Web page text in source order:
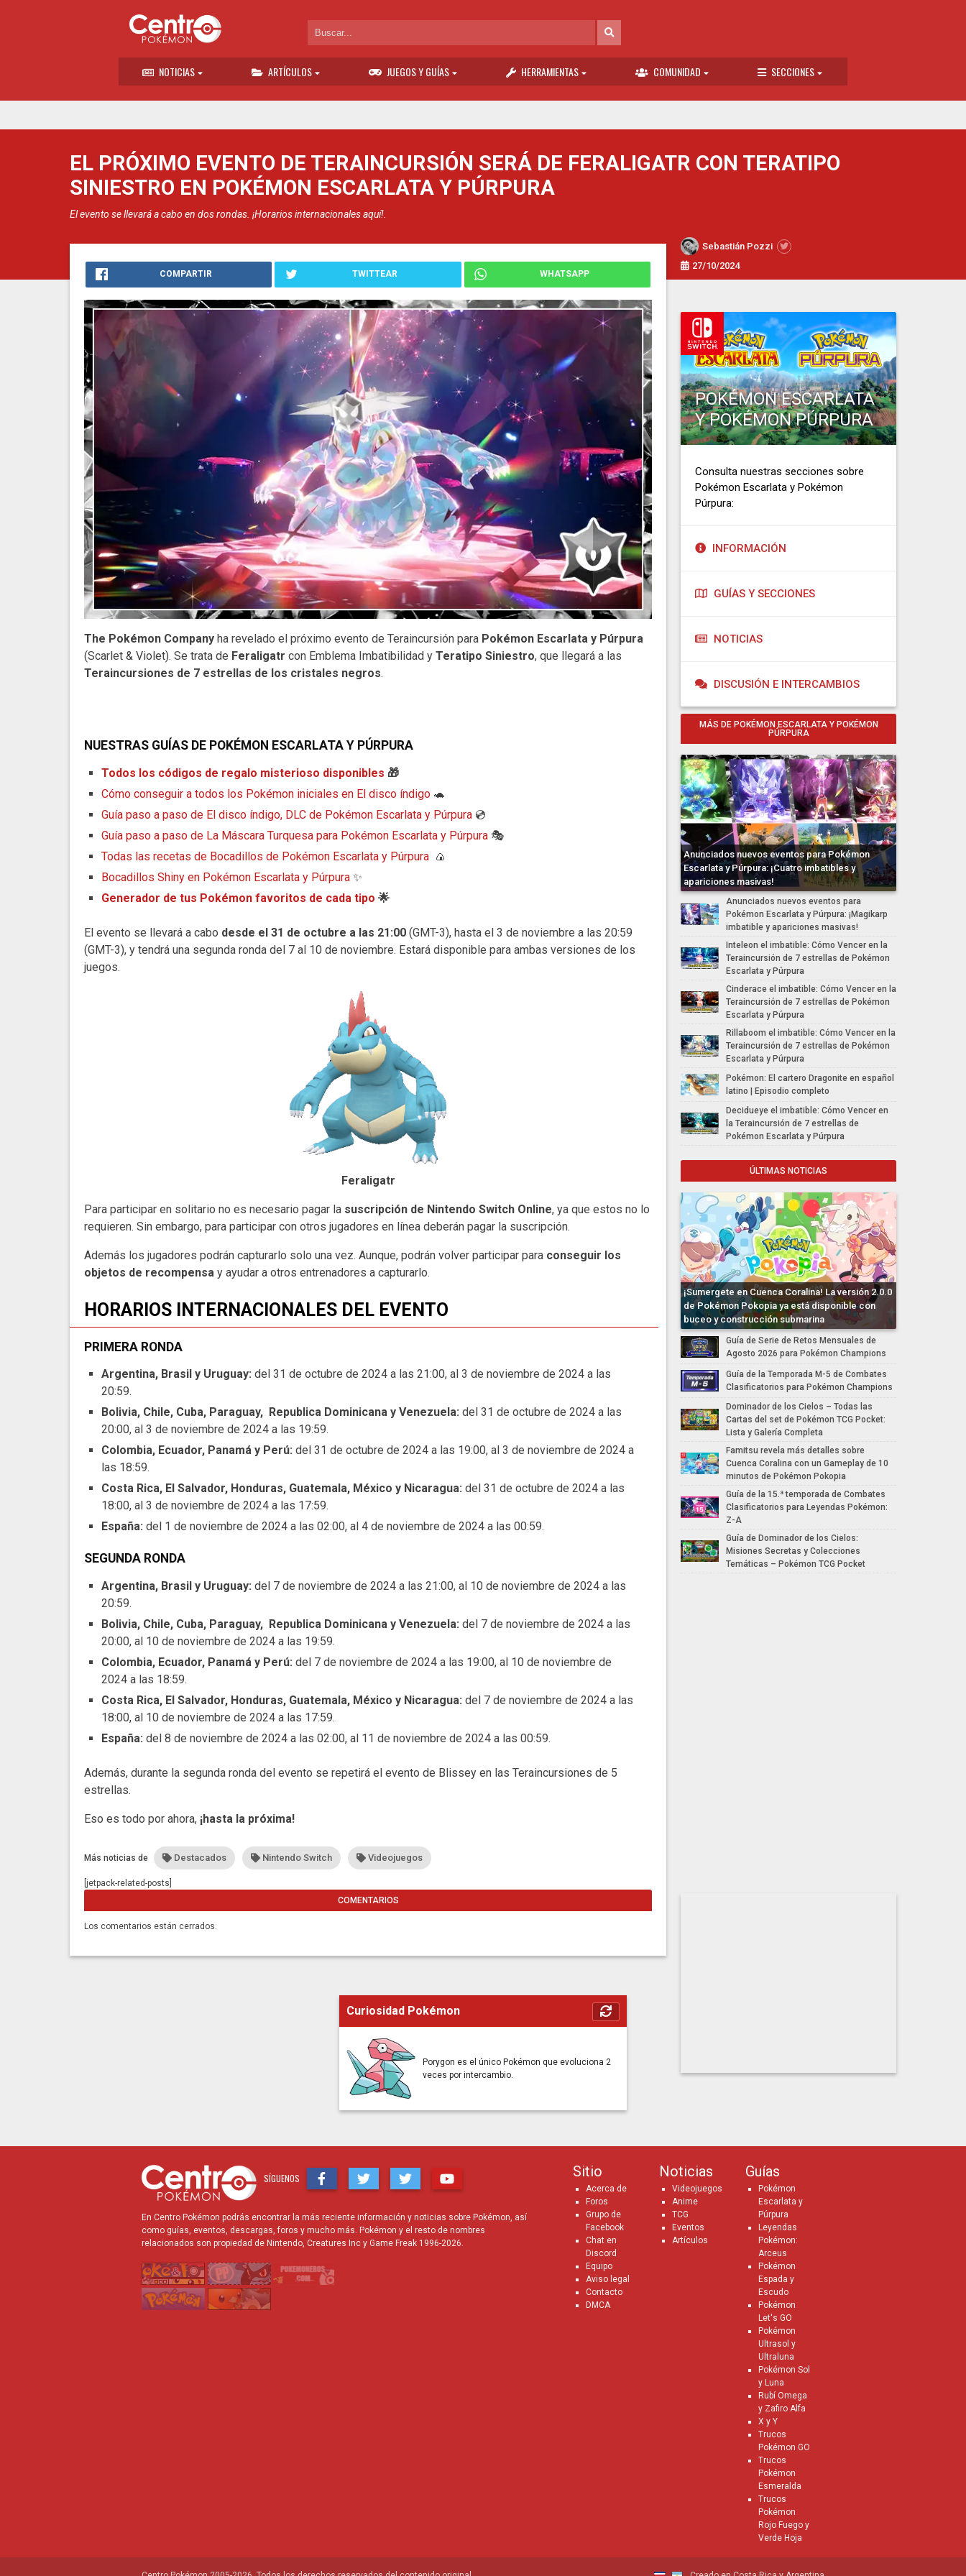
NOTICIAS ARTÍCULOS JUEGOS Y GUÍAS HERRAMIENTAS COMUNIDAD SECCIONES
EL PRÓXIMO EVENTO DE TERAINCURSIÓN SERÁ DE FERALIGATR CON TERATIPO
SINIESTRO EN POKÉMON ESCARLATA Y PÚRPURA
El evento se llevará a cabo en dos rondas. ¡Horarios internacionales aquí!.
Sebastián Pozzi
27/10/2024
COMPARTIR TWITTEAR WHATSAPP
The Pokémon Company ha revelado el próximo evento de Teraincursión para Pokémon Escarlata y Púrpura
(Scarlet & Violet). Se trata de Feraligatr con Emblema Imbatibilidad y Teratipo Siniestro, que llegará a las
Teraincursiones de 7 estrellas de los cristales negros.
NUESTRAS GUÍAS DE POKÉMON ESCARLATA Y PÚRPURA
Todos los códigos de regalo misterioso disponibles 🎁
Cómo conseguir a todos los Pokémon iniciales en El disco índigo 🐢
Guía paso a paso de El disco índigo, DLC de Pokémon Escarlata y Púrpura 💿
Guía paso a paso de La Máscara Turquesa para Pokémon Escarlata y Púrpura 🎭
Todas las recetas de Bocadillos de Pokémon Escarlata y Púrpura 🍙
Bocadillos Shiny en Pokémon Escarlata y Púrpura ✨
Generador de tus Pokémon favoritos de cada tipo 🌟
El evento se llevará a cabo desde el 31 de octubre a las 21:00 (GMT-3), hasta el 3 de noviembre a las 20:59
(GMT-3), y tendrá una segunda ronda del 7 al 10 de noviembre. Estará disponible para ambas versiones de los
juegos.
Feraligatr
Para participar en solitario no es necesario pagar la suscripción de Nintendo Switch Online, ya que estos no lo
requieren. Sin embargo, para participar con otros jugadores en línea deberán pagar la suscripción.
Además los jugadores podrán capturarlo solo una vez. Aunque, podrán volver participar para conseguir los
objetos de recompensa y ayudar a otros entrenadores a capturarlo.
HORARIOS INTERNACIONALES DEL EVENTO
PRIMERA RONDA
Argentina, Brasil y Uruguay: del 31 de octubre de 2024 a las 21:00, al 3 de noviembre de 2024 a las
20:59.
Bolivia, Chile, Cuba, Paraguay, Republica Dominicana y Venezuela: del 31 de octubre de 2024 a las
20:00, al 3 de noviembre de 2024 a las 19:59.
Colombia, Ecuador, Panamá y Perú: del 31 de octubre de 2024 a las 19:00, al 3 de noviembre de 2024 a
las 18:59.
Costa Rica, El Salvador, Honduras, Guatemala, México y Nicaragua: del 31 de octubre de 2024 a las
18:00, al 3 de noviembre de 2024 a las 17:59.
España: del 1 de noviembre de 2024 a las 02:00, al 4 de noviembre de 2024 a las 00:59.
SEGUNDA RONDA
Argentina, Brasil y Uruguay: del 7 de noviembre de 2024 a las 21:00, al 10 de noviembre de 2024 a las
20:59.
Bolivia, Chile, Cuba, Paraguay, Republica Dominicana y Venezuela: del 7 de noviembre de 2024 a las
20:00, al 10 de noviembre de 2024 a las 19:59.
Colombia, Ecuador, Panamá y Perú: del 7 de noviembre de 2024 a las 19:00, al 10 de noviembre de
2024 a las 18:59.
Costa Rica, El Salvador, Honduras, Guatemala, México y Nicaragua: del 7 de noviembre de 2024 a las
18:00, al 10 de noviembre de 2024 a las 17:59.
España: del 8 de noviembre de 2024 a las 02:00, al 11 de noviembre de 2024 a las 00:59.
Además, durante la segunda ronda del evento se repetirá el evento de Blissey en las Teraincursiones de 5
estrellas.
Eso es todo por ahora, ¡hasta la próxima!
Más noticias de Destacados Nintendo Switch Videojuegos
[jetpack-related-posts]
COMENTARIOS
Los comentarios están cerrados.
POKÉMON ESCARLATA
Y POKÉMON PÚRPURA
Consulta nuestras secciones sobre
Pokémon Escarlata y Pokémon
Púrpura:
INFORMACIÓN
GUÍAS Y SECCIONES
NOTICIAS
DISCUSIÓN E INTERCAMBIOS
MÁS DE POKÉMON ESCARLATA Y POKÉMON
PÚRPURA
Anunciados nuevos eventos para Pokémon
Escarlata y Púrpura: ¡Cuatro imbatibles y
apariciones masivas!
Anunciados nuevos eventos para
Pokémon Escarlata y Púrpura: ¡Magikarp
imbatible y apariciones masivas!
Inteleon el imbatible: Cómo Vencer en la
Teraincursión de 7 estrellas de Pokémon
Escarlata y Púrpura
Cinderace el imbatible: Cómo Vencer en la
Teraincursión de 7 estrellas de Pokémon
Escarlata y Púrpura
Rillaboom el imbatible: Cómo Vencer en la
Teraincursión de 7 estrellas de Pokémon
Escarlata y Púrpura
Pokémon: El cartero Dragonite en español
latino | Episodio completo
Decidueye el imbatible: Cómo Vencer en
la Teraincursión de 7 estrellas de
Pokémon Escarlata y Púrpura
ÚLTIMAS NOTICIAS
¡Sumergete en Cuenca Coralina! La versión 2.0.0
de Pokémon Pokopia ya está disponible con
buceo y construcción submarina
Guía de Serie de Retos Mensuales de
Agosto 2026 para Pokémon Champions
Guía de la Temporada M-5 de Combates
Clasificatorios para Pokémon Champions
Dominador de los Cielos – Todas las
Cartas del set de Pokémon TCG Pocket:
Lista y Galería Completa
Famitsu revela más detalles sobre
Cuenca Coralina con un Gameplay de 10
minutos de Pokémon Pokopia
Guía de la 15.ª temporada de Combates
Clasificatorios para Leyendas Pokémon:
Z-A
Guía de Dominador de los Cielos:
Misiones Secretas y Colecciones
Temáticas – Pokémon TCG Pocket
Curiosidad Pokémon
Porygon es el único Pokémon que evoluciona 2
veces por intercambio.
SÍGUENOS
En Centro Pokémon podrás encontrar la más reciente información y noticias sobre Pokémon, así
como guías, eventos, descargas, foros y mucho más. Pokémon y el resto de nombres
relacionados son propiedad de Nintendo, Creatures Inc y Game Freak 1996-2026.
Sitio
Acerca de
Foros
Grupo de
Facebook
Chat en
Discord
Equipo
Aviso legal
Contacto
DMCA
Noticias
Videojuegos
Anime
TCG
Eventos
Artículos
Guías
Pokémon
Escarlata y
Púrpura
Leyendas
Pokémon:
Arceus
Pokémon
Espada y
Escudo
Pokémon
Let's GO
Pokémon
Ultrasol y
Ultraluna
Pokémon Sol
y Luna
Rubí Omega
y Zafiro Alfa
X y Y
Trucos
Pokémon GO
Trucos
Pokémon
Esmeralda
Trucos
Pokémon
Rojo Fuego y
Verde Hoja